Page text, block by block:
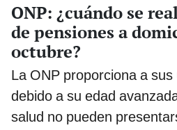
ONP: ¿cuándo se
de pensiones a
octubre?
La ONP proporciona a
debido a su edad
salud no pueden